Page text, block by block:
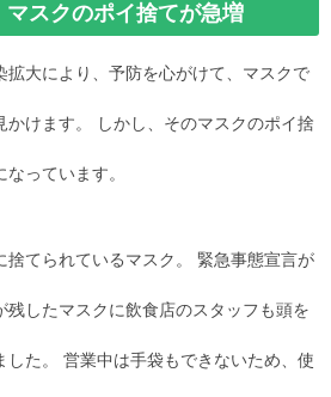
スクのポイ捨てが急増
拡大により、予防を心がけて、マスクで
かけます。 しかし、そのマスクのポイ捨
っています。
捨てられているマスク。 緊急事態宣言が
残したマスクに飲食店のスタッフも頭を
した。 営業中は手袋もできないため、使